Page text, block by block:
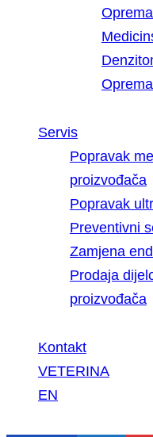
Servis
Popravak
proizvođača
Popravak
Preventivni
Zamjena
Prodaja
proizvođača
Kontakt
VETERINA
EN